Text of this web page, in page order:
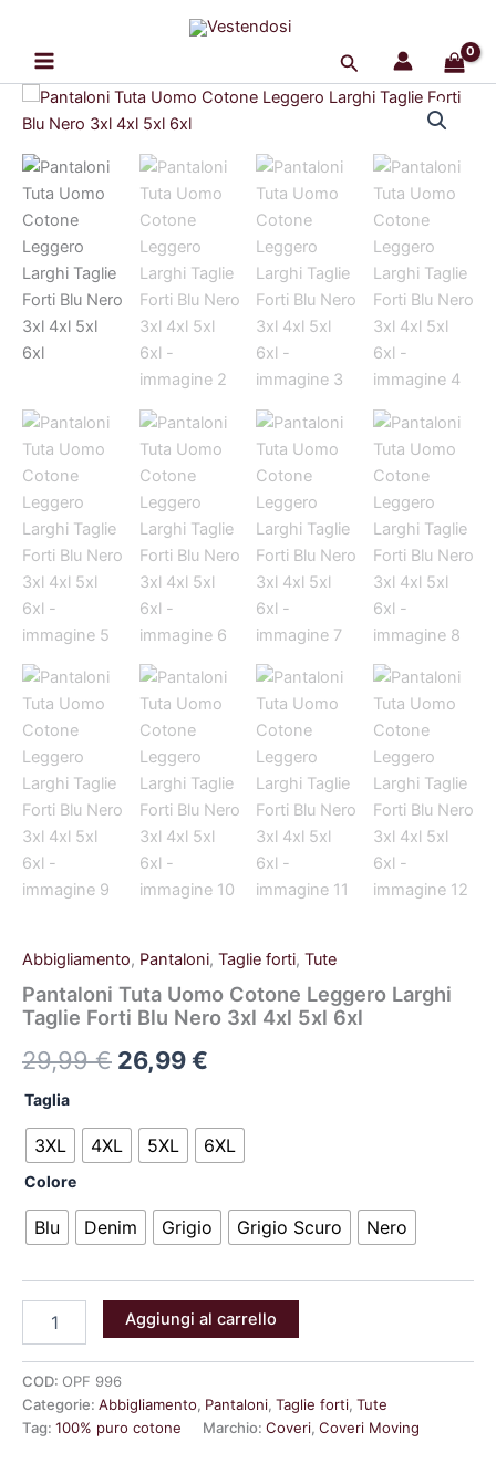
contenuto
Cerca
Abbigliamento, Pantaloni, Taglie forti, Tute
Pantaloni Tuta Uomo Cotone Leggero Larghi
Taglie Forti Blu Nero 3xl 4xl 5xl 6xl
29,99€
Il
originale
era:
29,99 €.
26,99€
Il
attuale
26,99 €.
Taglia
3XL 4XL 5XL 6XL
Colore
Blu Denim Grigio Grigio Scuro Nero
Pantaloni
Tuta
Cotone
Leggero
Larghi
Taglie
Forti
Blu
Nero
3xl
4xl
5xl
Aggiungi al carrello
COD: OPF 996
Categorie: Abbigliamento, Pantaloni, Taglie forti, Tute
Tag: 100% puro cotone Marchio: Coveri, Coveri Moving